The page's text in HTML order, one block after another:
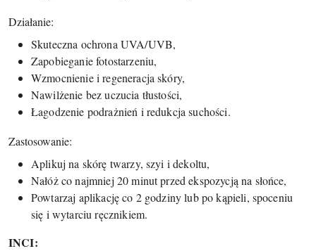
Działanie:
Skuteczna ochrona UVA/UVB,
Zapobieganie fotostarzeniu,
Wzmocnienie i regeneracja skóry,
Nawilżenie bez uczucia tłustości,
Łagodzenie podrażnień i redukcja suchości.
Zastosowanie:
Aplikuj na skórę twarzy, szyi i dekoltu,
Nałóż co najmniej 20 minut przed ekspozycją na słońce,
Powtarzaj aplikację co 2 godziny lub po kąpieli, spoceniu
się i wytarciu ręcznikiem.
INCI: